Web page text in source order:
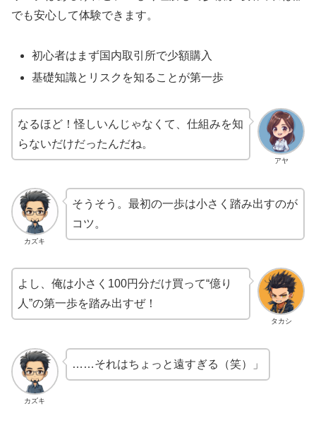
でも安心して体験できます。
初心者はまず国内取引所で少額購入
基礎知識とリスクを知ることが第一歩
アヤ
なるほど！怪しいんじゃなくて、仕組みを知
らないだけだったんだね。
カズキ
そうそう。最初の一歩は小さく踏み出すのが
コツ。
タカシ
よし、俺は小さく100円分だけ買って“億り
人”の第一歩を踏み出すぜ！
カズキ
……それはちょっと遠すぎる（笑）」